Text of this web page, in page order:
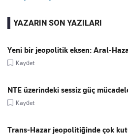
YAZARIN SON YAZILARI
Yeni bir jeopolitik eksen: Aral-
Kaydet
NTE üzerindeki sessiz güç
Kaydet
Trans-Hazar jeopolitiğinde çok